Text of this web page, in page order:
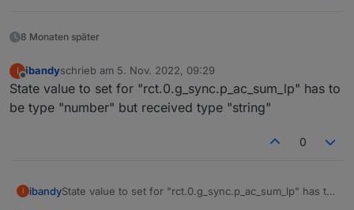
8 Monaten später
I
Offline
ibandyschrieb am 5. Nov. 2022, 09:29
zuletzt editiert von
State value to set for "rct.0.g_sync.p_ac_sum_lp" has to
be type "number" but received type "string"
0
I ibandyState value to set for "rct.0.g_sync.p_ac_sum_lp" has to